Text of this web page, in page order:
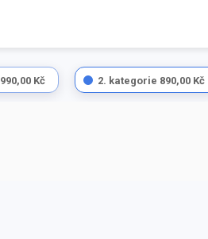
990,00 Kč 2. kategorie 890,00 Kč